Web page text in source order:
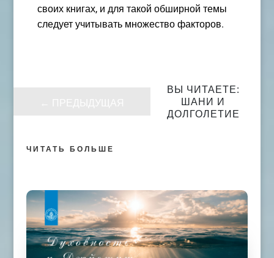
своих книгах, и для такой обширной темы
следует учитывать множество факторов.
ВЫ ЧИТАЕТЕ:
ШАНИ И
ДОЛГОЛЕТИЕ
ЧИТАТЬ БОЛЬШЕ